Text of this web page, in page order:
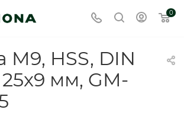
0
HSS, DIN
25x9 мм, GM-